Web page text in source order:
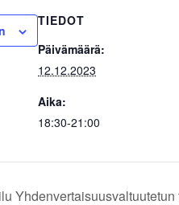
TIEDOT
Päivämäärä:
12.12.2023
Aika:
18:30-21:00
Yhdenvertaisuusvaltuutetun